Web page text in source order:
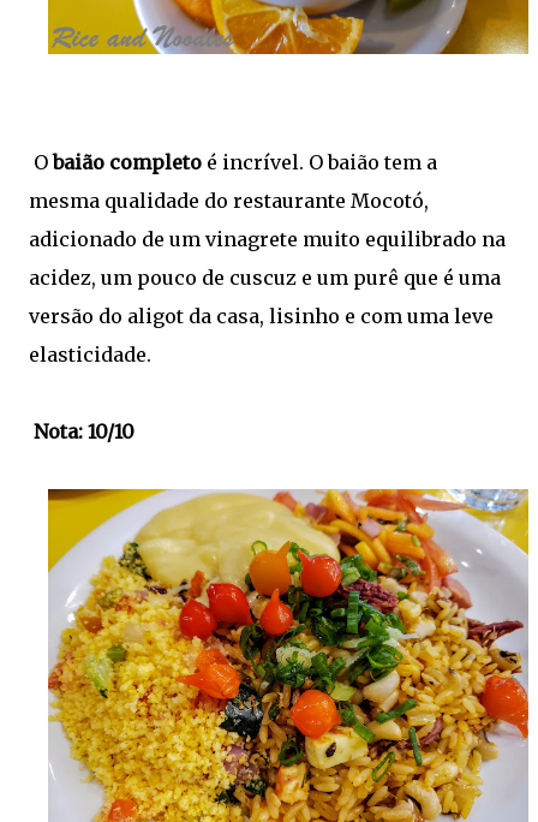
Obaião completo é incrível. O baião tem a
mesma qualidade do restaurante Mocotó,
adicionado de um vinagrete muito equilibrado na
acidez, um pouco de cuscuz e um purê que é uma
versão do aligot da casa, lisinho e com uma leve
elasticidade.
Nota: 10/10